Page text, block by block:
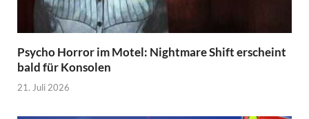
Psycho Horror im Motel: Nightmare Shift erscheint
bald für Konsolen
21. Juli 2026